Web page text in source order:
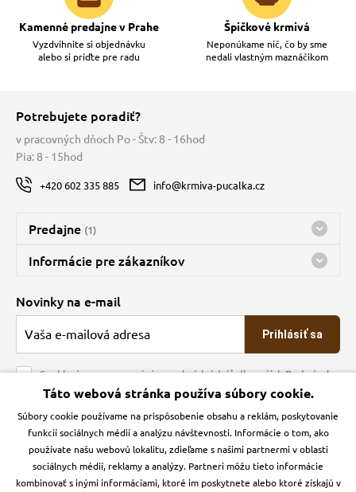
Kamenné predajne v Prahe
Vyzdvihnite si objednávku
alebo si príďte pre radu
Špičkové krmivá
Neponúkame nič, čo by sme
nedali vlastným maznáčikom
Potrebujete poradiť?
v pracovných dňoch Po - Štv: 8 - 16hod
Pia: 8 - 15hod
+420 602 335 885 info@krmiva-pucalka.cz
Predajne (1)
Predajňa a sklad Kbely
Bohužiaľ, momentálne máme zatvorené
Informácie pre zákazníkov
O spoločnosti
Veľkoobchod
Obchodné podmienky
Kontakt
Podmienky ochrany osobných údajov
Zásady používanie cookies a Google Analytics
Novinky na e-mail
Prihlásiť sa
Souhlasím se zpracováním osobních údajů dle našichPodmínek
ochrany osobních údajů
Krmiva Pučálka na sociálnych sieťach
Instagran Facebook
Táto webová stránka používa súbory cookie.
Súbory cookie používame na prispôsobenie obsahu a reklám, poskytovanie
funkcií sociálnych médií a analýzu návštevnosti. Informácie o tom, ako
používate našu webovú lokalitu, zdieľame s našimi partnermi v oblasti
sociálnych médií, reklamy a analýzy. Partneri môžu tieto informácie
kombinovať s inými informáciami, ktoré im poskytnete alebo ktoré získajú v